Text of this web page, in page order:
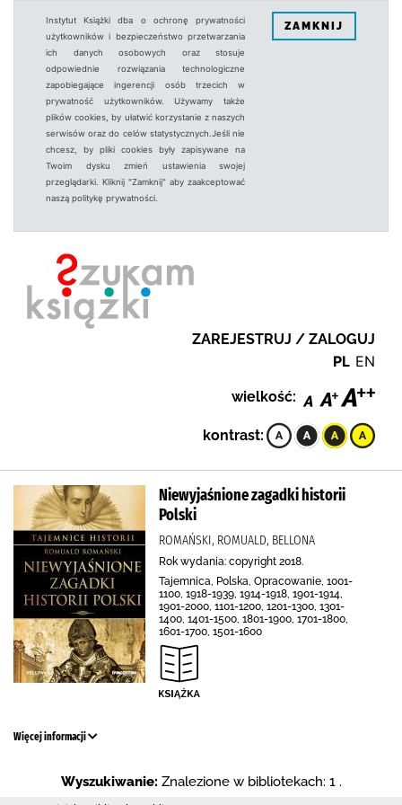
Instytut Książki dba o ochronę prywatności
użytkowników i bezpieczeństwo przetwarzania
ich danych osobowych oraz stosuje
odpowiednie rozwiązania technologiczne
zapobiegające ingerencji osób trzecich w
prywatność użytkowników. Używamy także
plików cookies, by ułatwić korzystanie z naszych
serwisów oraz do celów statystycznych.Jeśli nie
chcesz, by pliki cookies były zapisywane na
Twoim dysku zmień ustawienia swojej
przeglądarki. Kliknij "Zamknij" aby zaakceptować
naszą politykę prywatności.
ZAMKNIJ
ZAREJESTRUJ / ZALOGUJ
PL EN
wielkość:
kontrast:
Niewyjaśnione zagadki historii
Polski
ROMAŃSKI, ROMUALD, BELLONA
Rok wydania: copyright 2018.
Tajemnica, Polska, Opracowanie, 1001-
1100, 1918-1939, 1914-1918, 1901-1914,
1901-2000, 1101-1200, 1201-1300, 1301-
1400, 1401-1500, 1801-1900, 1701-1800,
1601-1700, 1501-1600
Więcej informacji
Wyszukiwanie: Znalezione w bibliotekach: 1 .